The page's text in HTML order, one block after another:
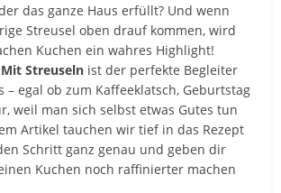
das ganze Haus erfüllt? Und wenn
Streusel oben drauf kommen, wird
Kuchen ein wahres Highlight!
Streuseln ist der perfekte Begleiter
– egal ob zum Kaffeeklatsch, Geburtstag
weil man sich selbst etwas Gutes tun
Artikel tauchen wir tief in das Rezept
Schritt ganz genau und geben dir
Kuchen noch raffinierter machen